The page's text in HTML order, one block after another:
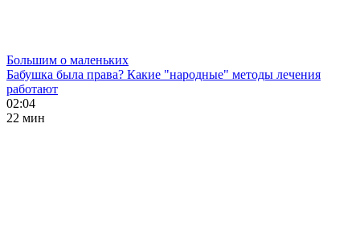
Большим о маленьких
Бабушка была права? Какие "народные" методы лечения
работают
02:04
22 мин